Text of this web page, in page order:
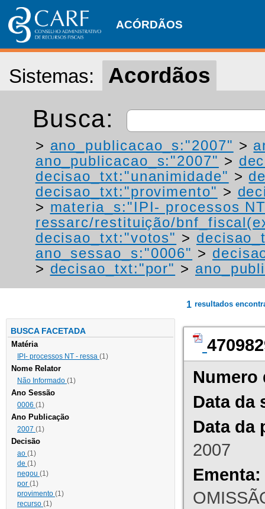
ACÓRDÃOS
Sistemas: Acordãos
Busca:
> ano_publicacao_s:"2007" >
ano_publicacao_s:"2007" >
decisao_txt:"unanimidade" >
decisao_txt:"provimento" >
> materia_s:"IPI- processos
ressarc/restituição/
decisao_txt:"votos" >
ano_sessao_s:"0006" >
> decisao_txt:"por" >
BUSCA FACETADA
Matéria
IPI- processos NT - ressa (1)
Nome Relator
Não Informado (1)
Ano Sessão
0006 (1)
Ano Publicação
2007 (1)
Decisão
ao (1)
de (1)
negou (1)
por (1)
provimento (1)
recurso (1)
1 resultados
Numero
Data da
Data da
2007
Ementa: